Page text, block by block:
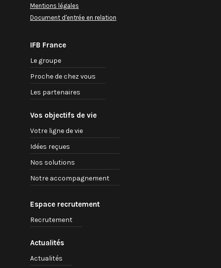
Mentions légales
Document d'entrée en relation
IFB France
Le groupe
Proche de chez vous
Les partenaires
Vos objectifs de vie
Votre ligne de vie
Idées reçues
Nos solutions
Notre accompagnement
Espace recrutement
Recrutement
Actualités
Actualités